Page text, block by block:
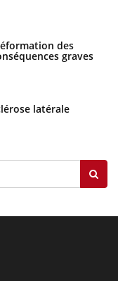
des
graves
latérale